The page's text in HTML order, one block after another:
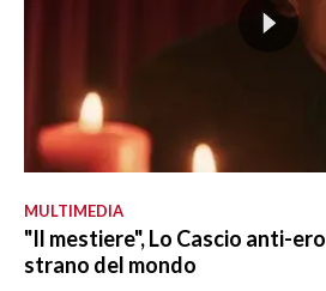
MULTIMEDIA
"Il mestiere", Lo Cascio anti-
strano del mondo